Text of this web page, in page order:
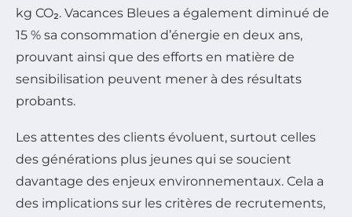
kg CO₂. Vacances Bleues a également diminué de
15 % sa consommation d’énergie en deux ans,
prouvant ainsi que des efforts en matière de
sensibilisation peuvent mener à des résultats
probants.
Les attentes des clients évoluent, surtout celles
des générations plus jeunes qui se soucient
davantage des enjeux environnementaux. Cela a
des implications sur les critères de recrutements,